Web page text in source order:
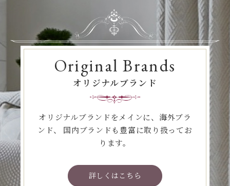
Original Brands
オリジナルブランド
オリジナルブランドをメインに、海外ブラ
ンド、
国内ブランドも豊富に取り扱ってお
ります。
詳しくはこちら